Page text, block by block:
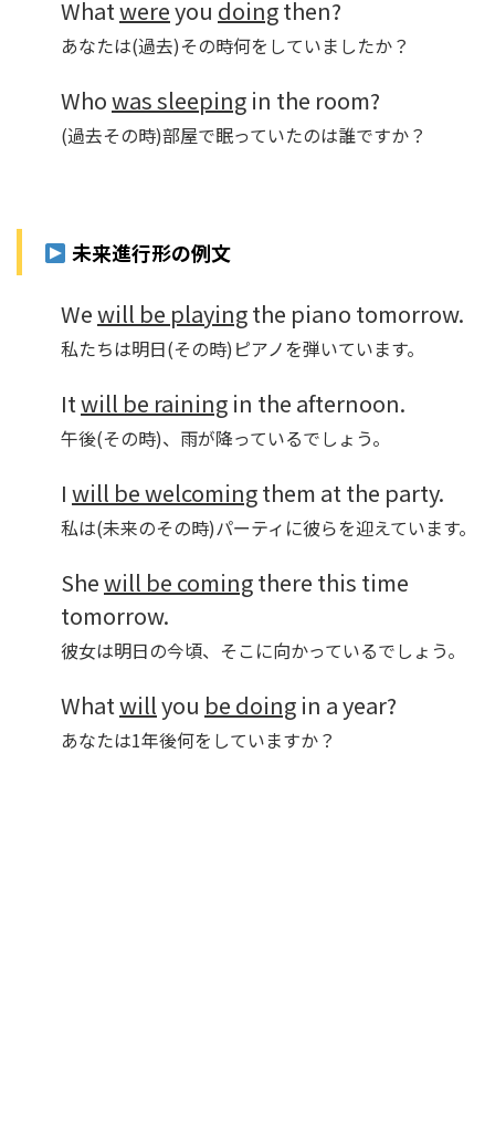
Whatwereyou doingthen?
あなたは(過去)その時何をしていましたか？
Whowas sleeping in the room?
(過去その時)部屋で眠っていたのは誰ですか？
未来進行形の例文
Wewill be playingthe piano tomorrow.
私たちは明日(その時)ピアノを弾いています。
Itwill be raining in the afternoon.
午後(その時)、雨が降っているでしょう。
I will be welcomingthem at the party.
私は(未来のその時)パーティに彼らを迎えています。
Shewill be comingthere this time
tomorrow.
彼女は明日の今頃、そこに向かっているでしょう。
Whatwillyou be doing in a year?
あなたは1年後何をしていますか？